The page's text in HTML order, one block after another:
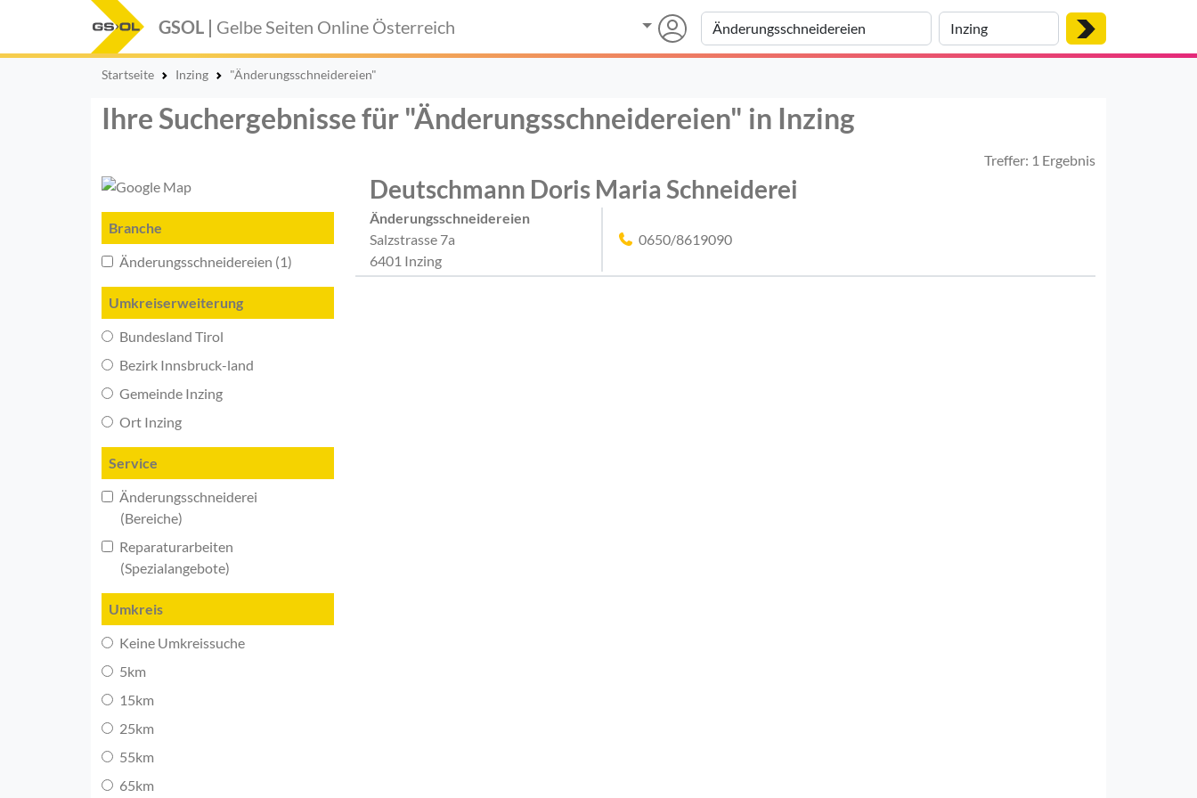
GSOL | Gelbe Seiten Online Österreich
Startseite Inzing "Änderungsschneidereien"
Ihre Suchergebnisse für "Änderungsschneidereien" in Inzing
Treffer: 1 Ergebnis
Branche
Änderungsschneidereien (1)
Umkreiserweiterung
Bundesland Tirol
Bezirk Innsbruck-land
Gemeinde Inzing
Ort Inzing
Service
Änderungsschneiderei
(Bereiche)
Reparaturarbeiten
(Spezialangebote)
Umkreis
Keine Umkreissuche
5km
15km
25km
55km
65km
Deutschmann Doris Maria Schneiderei
Änderungsschneidereien
Salzstrasse 7a
6401 Inzing
0650/8619090